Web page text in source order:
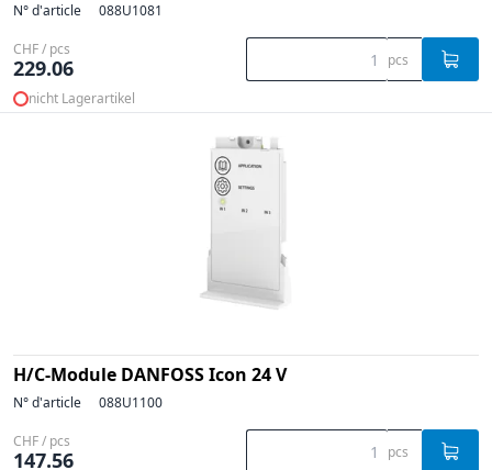
N° d'article 088U1081
CHF / pcs
229.06 pcs
nicht Lagerartikel
H/C-Module DANFOSS Icon 24 V
N° d'article 088U1100
CHF / pcs
147.56 pcs